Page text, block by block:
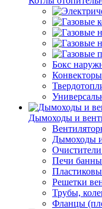
Бокс
Конвекторы
Дымоходы и
Дымоходы
Очистители
Печи
Решетки
Трубы,
Фланцы